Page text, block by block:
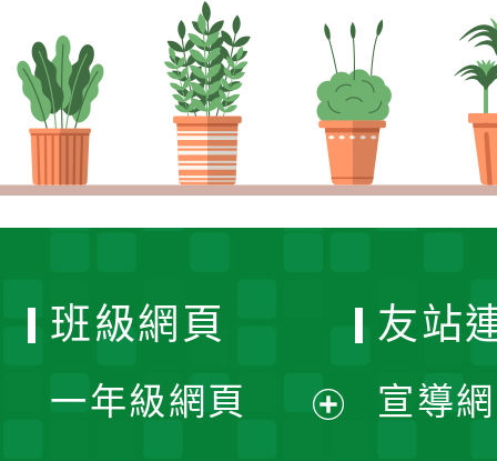
班級網頁
一年級網頁
友站
宣導